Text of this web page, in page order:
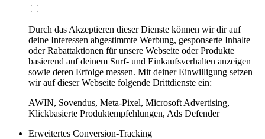
Durch das Akzeptieren dieser Dienste können wir dir auf
deine Interessen abgestimmte Werbung, gesponserte Inhalte
oder Rabattaktionen für unsere Webseite oder Produkte
basierend auf deinem Surf- und Einkaufsverhalten anzeigen
sowie deren Erfolge messen. Mit deiner Einwilligung setzen
wir auf dieser Webseite folgende Drittdienste ein:
AWIN, Sovendus, Meta-Pixel, Microsoft Advertising,
Klickbasierte Produktempfehlungen, Ads Defender
Erweitertes Conversion-Tracking